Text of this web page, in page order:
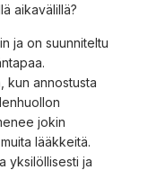
aikavälillä?
ja on suunniteltu
kun annostusta
jokin
lääkkeitä.
yksilöllisesti ja